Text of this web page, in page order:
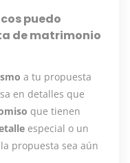
puedo
de matrimonio
a tu propuesta
en detalles que
que tienen
especial o un
propuesta sea aún